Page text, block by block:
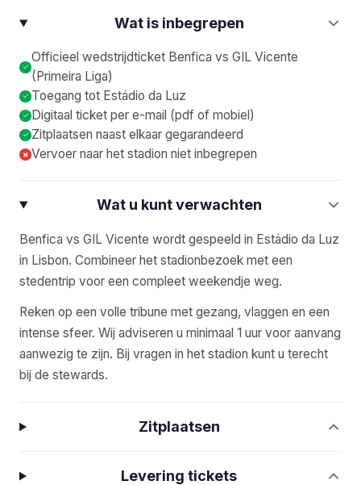
Wat is inbegrepen
Officieel wedstrijdticket Benfica vs GIL Vicente
(Primeira Liga)
Toegang tot Estádio da Luz
Digitaal ticket per e-mail (pdf of mobiel)
Zitplaatsen naast elkaar gegarandeerd
× Vervoer naar het stadion niet inbegrepen
Wat u kunt verwachten
Benfica vs GIL Vicente wordt gespeeld in Estádio da Luz
in Lisbon. Combineer het stadionbezoek met een
stedentrip voor een compleet weekendje weg.
Reken op een volle tribune met gezang, vlaggen en een
intense sfeer. Wij adviseren u minimaal 1 uur voor aanvang
aanwezig te zijn. Bij vragen in het stadion kunt u terecht
bij de stewards.
Zitplaatsen
Levering tickets